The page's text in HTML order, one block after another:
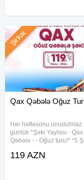
Qax Qəbələ Oğuz
Hər həftəsonu unudulmaz
günlük *Şəki Yaylası - Qax
Qəbələ - - Oğuz turu!* *5
İSSAM HOTEL 99 azn*
Şirkət
119 AZN